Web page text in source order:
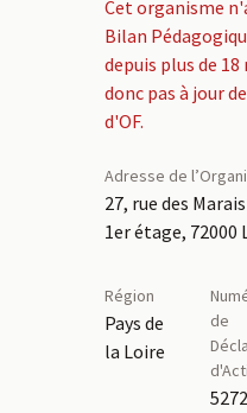
Cet organisme
Bilan
depuis plus de
donc pas à jour
d'OF.
Adresse de
27, rue des
1er étage, 72000
Région
Pays de
la Loire
de